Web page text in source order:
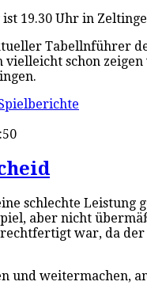
19.30 Uhr in
Tabellnführer
schon
schlechte Leistung
aber nicht
war, da
und weitermachen,